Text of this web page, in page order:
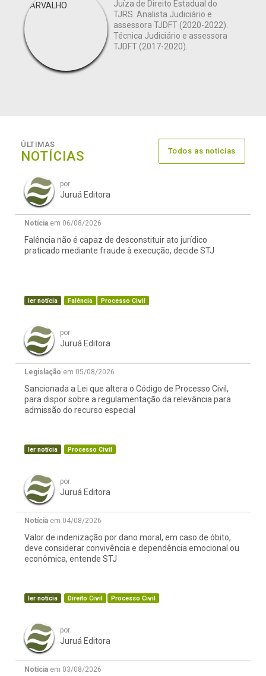
Juíza de Direito Estadual do
TJRS. Analista Judiciário e
assessora TJDFT (2020-2022).
Técnica Judiciário e assessora
TJDFT (2017-2020).
ÚLTIMAS
NOTÍCIAS Todos as noticias
por:
Juruá Editora
Notícia em 06/08/2026
Falência não é capaz de desconstituir ato jurídico
praticado mediante fraude à execução, decide STJ
ler notícia Falência Processo Civil
por:
Juruá Editora
Legislação em 05/08/2026
Sancionada a Lei que altera o Código de Processo Civil,
para dispor sobre a regulamentação da relevância para
admissão do recurso especial
ler notícia Processo Civil
por:
Juruá Editora
Notícia em 04/08/2026
Valor de indenização por dano moral, em caso de óbito,
deve considerar convivência e dependência emocional ou
econômica, entende STJ
ler notícia Direito Civil Processo Civil
por:
Juruá Editora
Notícia em 03/08/2026